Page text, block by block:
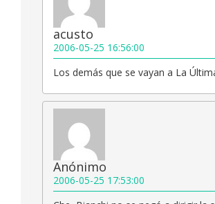
acusto
2006-05-25 16:56:00
Los demás que se vayan a La
Anónimo
2006-05-25 17:53:00